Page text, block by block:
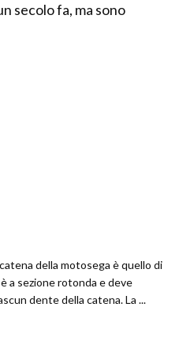
secolo fa, ma sono
della motosega è quello di
a sezione rotonda e deve
dente della catena. La ...